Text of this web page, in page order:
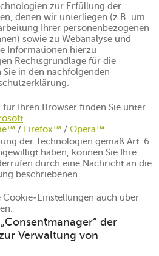
zur Erfüllung der
denen wir unterliegen (z.B. um
Ihrer personenbezogenen
sowie zu Webanalyse und
Informationen hierzu
Rechtsgrundlage für die
in den nachfolgenden
Ihren Browser finden Sie unter
/ Firefox™ / Opera™
der Technologien gemäß Art. 6
haben, können Sie Ihre
durch eine Nachricht an die
beschriebenen
Cookie-Einstellungen auch über
der
Verwaltung von